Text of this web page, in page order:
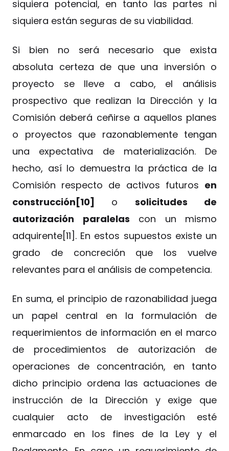
siquiera potencial, en tanto las partes ni
siquiera están seguras de su viabilidad.
Si bien no será necesario que exista
absoluta certeza de que una inversión o
proyecto se lleve a cabo, el análisis
prospectivo que realizan la Dirección y la
Comisión deberá ceñirse a aquellos planes
o proyectos que razonablemente tengan
una expectativa de materialización. De
hecho, así lo demuestra la práctica de la
Comisión respecto de activos futuros en
construcción[10]
o solicitudes de
autorización paralelas con un mismo
adquirente[11]. En estos supuestos existe un
grado de concreción que los vuelve
relevantes para el análisis de competencia.
En suma, el principio de razonabilidad juega
un papel central en la formulación de
requerimientos de información en el marco
de procedimientos de autorización de
operaciones de concentración, en tanto
dicho principio ordena las actuaciones de
instrucción de la Dirección y exige que
cualquier acto de investigación esté
enmarcado en los fines de la Ley y el